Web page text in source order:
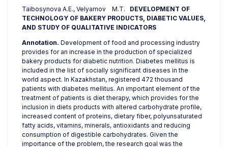
Таibosynova A.Е., Velyamov M.T. DEVELOPMENT OF
TECHNOLOGY OF BAKERY PRODUCTS, DIABETIC VALUES,
AND STUDY OF QUALITATIVE INDICATORS
Annotation. Development of food and processing industry
provides for an increase in the production of specialized
bakery products for diabetic nutrition. Diabetes mellitus is
included in the list of socially significant diseases in the
world aspect. In Kazakhstan, registered 472 thousand
patients with diabetes mellitus. An important element of the
treatment of patients is diet therapy, which provides for the
inclusion in diets products with altered carbohydrate profile,
increased content of proteins, dietary fiber, polyunsaturated
fatty acids, vitamins, minerals, antioxidants and reducing
consumption of digestible carbohydrates. Given the
importance of the problem, the research goal was the